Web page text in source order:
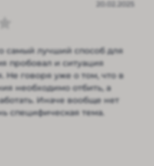
20.02.2025
самый лучший способ для
пробовал и ситуация
Не говоря уже о том, что в
необходимо отбить, а
Иначе вообще нет
специфическая тема.